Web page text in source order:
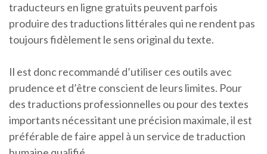
traducteurs en ligne gratuits peuvent parfois
produire des traductions littérales qui ne rendent pas
toujours fidèlement le sens original du texte.
Il est donc recommandé d’utiliser ces outils avec
prudence et d’être conscient de leurs limites. Pour
des traductions professionnelles ou pour des textes
importants nécessitant une précision maximale, il est
préférable de faire appel à un service de traduction